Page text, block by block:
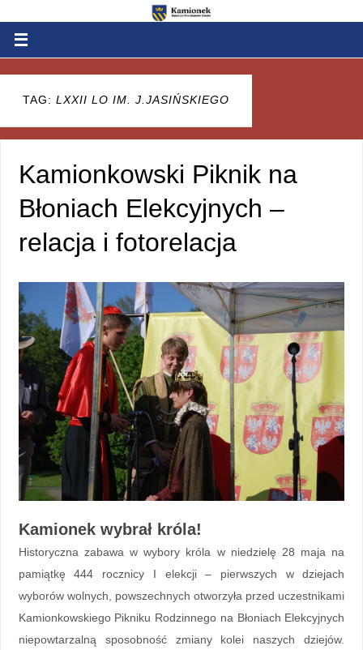
TAG: LXXII LO IM. J.JASIŃSKIEGO
Kamionkowski Piknik na
Błoniach Elekcyjnych –
relacja i fotorelacja
Kamionek wybrał króla!
Historyczna zabawa w wybory króla w niedzielę 28 maja na
pamiątkę 444 rocznicy I elekcji – pierwszych w dziejach
wyborów wolnych, powszechnych otworzyła przed uczestnikami
Kamionkowskiego Pikniku Rodzinnego na Błoniach Elekcyjnych
niepowtarzalną sposobność zmiany kolei naszych dziejów.